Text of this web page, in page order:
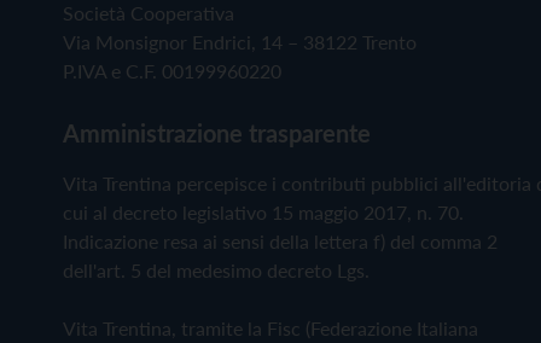
Società Cooperativa
Via Monsignor Endrici, 14 – 38122 Trento
P.IVA e C.F. 00199960220
Amministrazione trasparente
Vita Trentina percepisce i contributi pubblici all'editoria
cui al decreto legislativo 15 maggio 2017, n. 70.
Indicazione resa ai sensi della lettera f) del comma 2
dell'art. 5 del medesimo decreto Lgs.
Vita Trentina, tramite la Fisc (Federazione Italiana